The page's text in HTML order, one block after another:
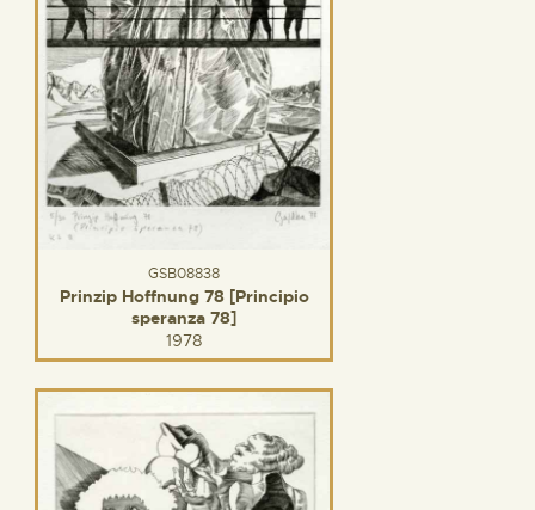
GSB08838
Prinzip Hoffnung 78 [Principio
speranza 78]
1978